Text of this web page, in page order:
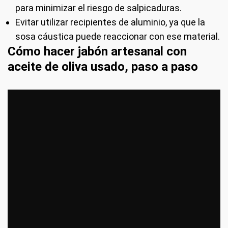
para minimizar el riesgo de salpicaduras.
Evitar utilizar recipientes de aluminio, ya que la
sosa cáustica puede reaccionar con ese material.
Cómo hacer jabón artesanal con
aceite de oliva usado, paso a paso